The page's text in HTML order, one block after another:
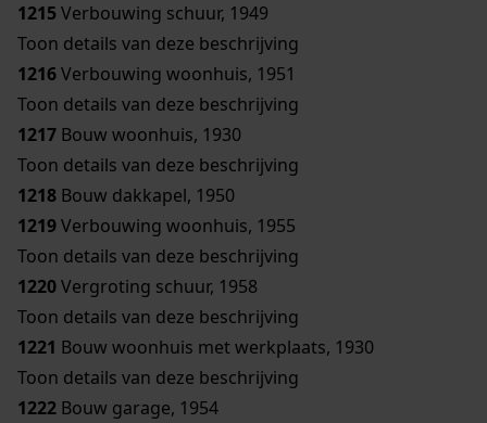
1215Verbouwing schuur, 1949
Toon details van deze beschrijving
1216Verbouwing woonhuis, 1951
Toon details van deze beschrijving
1217 Bouw woonhuis, 1930
Toon details van deze beschrijving
1218 Bouw dakkapel, 1950
1219Verbouwing woonhuis, 1955
Toon details van deze beschrijving
1220Vergroting schuur, 1958
Toon details van deze beschrijving
1221 Bouw woonhuis met werkplaats, 1930
Toon details van deze beschrijving
1222 Bouw garage, 1954